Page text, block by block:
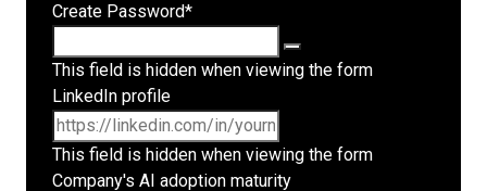
Create Password*
This field is hidden when viewing the form
LinkedIn profile
This field is hidden when viewing the form
Company's AI adoption maturity